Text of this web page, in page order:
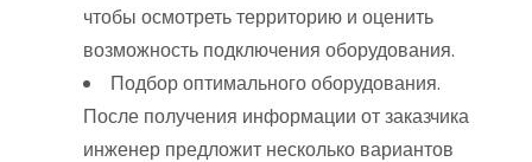
чтобы осмотреть территорию и оценить
возможность подключения оборудования.
Подбор оптимального оборудования.
После получения информации от заказчика
инженер предложит несколько вариантов